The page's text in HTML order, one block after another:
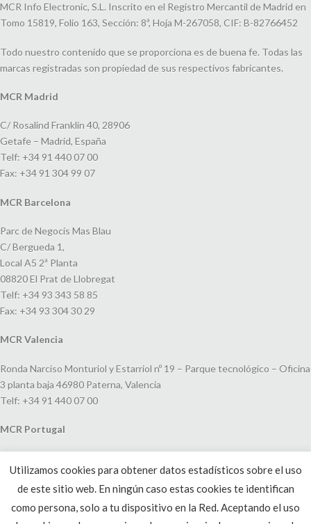
MCR Info Electronic, S.L. Inscrito en el Registro Mercantil de Madrid en
Tomo 15819, Folio 163, Sección: 8ª, Hoja M-267058, CIF: B-82766452
Todo nuestro contenido que se proporciona es de buena fe. Todas las
marcas registradas son propiedad de sus respectivos fabricantes.
MCR Madrid
C/ Rosalind Franklin 40, 28906
Getafe – Madrid, España
Telf: +34 91 440 07 00
Fax: +34 91 304 99 07
MCR Barcelona
Parc de Negocis Mas Blau
C/ Bergueda 1,
Local A5 2ª Planta
08820 El Prat de Llobregat
Telf: +34 93 343 58 85
Fax: +34 93 304 30 29
MCR Valencia
Ronda Narciso Monturiol y Estarriol nº 19 – Parque tecnológico – Oficina
3 planta baja 46980 Paterna, Valencia
Telf: +34 91 440 07 00
MCR Portugal
João V, 24
1250-091 Lisboa, Portugal
Telf: +351 220 993 033
Utilizamos cookies para obtener datos estadísticos sobre el uso
de este sitio web. En ningún caso estas cookies te identifican
como persona, solo a tu dispositivo en la Red. Aceptando el uso